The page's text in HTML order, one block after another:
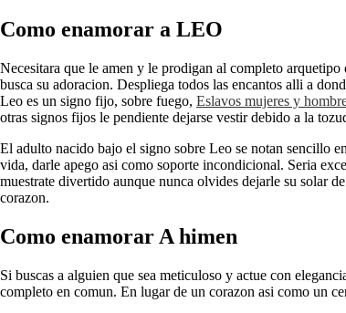
Como enamorar a LEO
Necesitara que le amen y le prodigan al completo
busca su adoracion. Despliega todos las encantos alli a
Leo es un signo fijo, sobre fuego, Eslavos mujeres y
otras signos fijos le pendiente dejarse vestir debido a la
El adulto nacido bajo el signo sobre Leo se notan sencillo
vida, darle apego asi­ como soporte incondicional. Seri­a
muestrate divertido aunque nunca olvides dejarle su solar
corazon.
Como enamorar A himen
Si buscas a alguien que sea meticuloso y actue con
completo en comun. En lugar de un corazon asi­ como un